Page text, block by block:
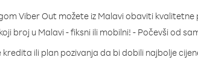
Viber Out možete iz Malavi obaviti kvalitetne
broj u Malavi - fiksni ili mobilni! - Počevši od
ili plan pozivanja da bi dobili najbolje